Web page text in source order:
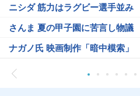
ニシダ 筋力はラグビー選手並み
さんま 夏の甲子園に苦言し物議
ナガノ氏 映画制作「暗中模索」